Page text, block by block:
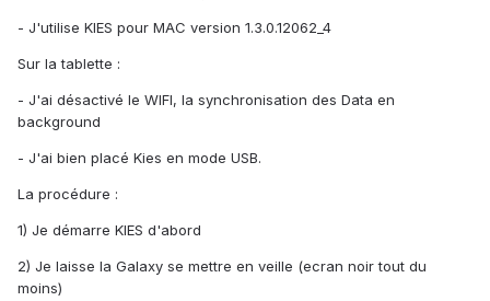
- J'utilise KIES pour MAC version 1.3.0.12062_4
Sur la tablette :
- J'ai désactivé le WIFI, la synchronisation des Data en
background
- J'ai bien placé Kies en mode USB.
La procédure :
1) Je démarre KIES d'abord
2) Je laisse la Galaxy se mettre en veille (ecran noir tout du
moins)